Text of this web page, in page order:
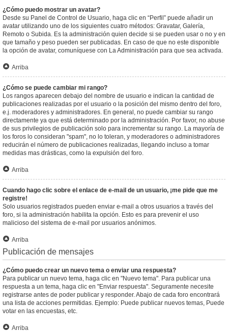
¿Cómo puedo mostrar un avatar?
Desde su Panel de Control de Usuario, haga clic en “Perfil” puede añadir un
avatar utilizando uno de los siguientes cuatro métodos: Gravatar, Galería,
Remoto o Subida. Es la administración quien decide si se pueden usar o no y en
que tamaño y peso pueden ser publicadas. En caso de que no este disponible
la opción de avatar, comuníquese con La Administración para que sea activada.
Arriba
¿Cómo se puede cambiar mi rango?
Los rangos aparecen debajo del nombre de usuario e indican la cantidad de
publicaciones realizadas por el usuario o la posición del mismo dentro del foro,
e.j. moderadores y administradores. En general, no puede cambiar su rango
directamente ya que está determinado por la administración. Por favor, no abuse
de sus privilegios de publicación solo para incrementar su rango. La mayoría de
los foros lo consideran "spam", no lo toleran, y moderadores o administradores
reducirán el número de publicaciones realizadas, llegando incluso a tomar
medidas mas drásticas, como la expulsión del foro.
Arriba
Cuando hago clic sobre el enlace de e-mail de un usuario, ¡me pide que me
registre!
Solo usuarios registrados pueden enviar e-mail a otros usuarios a través del
foro, si la administración habilita la opción. Esto es para prevenir el uso
malicioso del sistema de e-mail por usuarios anónimos.
Arriba
Publicación de mensajes
¿Cómo puedo crear un nuevo tema o enviar una respuesta?
Para publicar un nuevo tema, haga clic en "Nuevo tema". Para publicar una
respuesta a un tema, haga clic en "Enviar respuesta". Seguramente necesite
registrarse antes de poder publicar y responder. Abajo de cada foro encontrará
una lista de acciones permitidas. Ejemplo: Puede publicar nuevos temas, Puede
votar en las encuestas, etc.
Arriba